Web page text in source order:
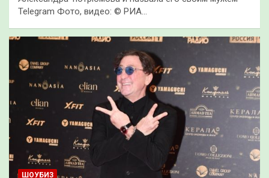
Telegram Фото, видео: © РИА…
ШОУБИЗ